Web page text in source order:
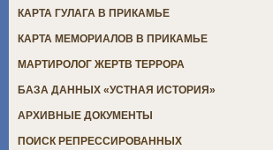
КАРТА ГУЛАГА В ПРИКАМЬЕ
КАРТА МЕМОРИАЛОВ В ПРИКАМЬЕ
МАРТИРОЛОГ ЖЕРТВ ТЕРРОРА
БАЗА ДАННЫХ «УСТНАЯ ИСТОРИЯ»
АРХИВНЫЕ ДОКУМЕНТЫ
ПОИСК РЕПРЕССИРОВАННЫХ